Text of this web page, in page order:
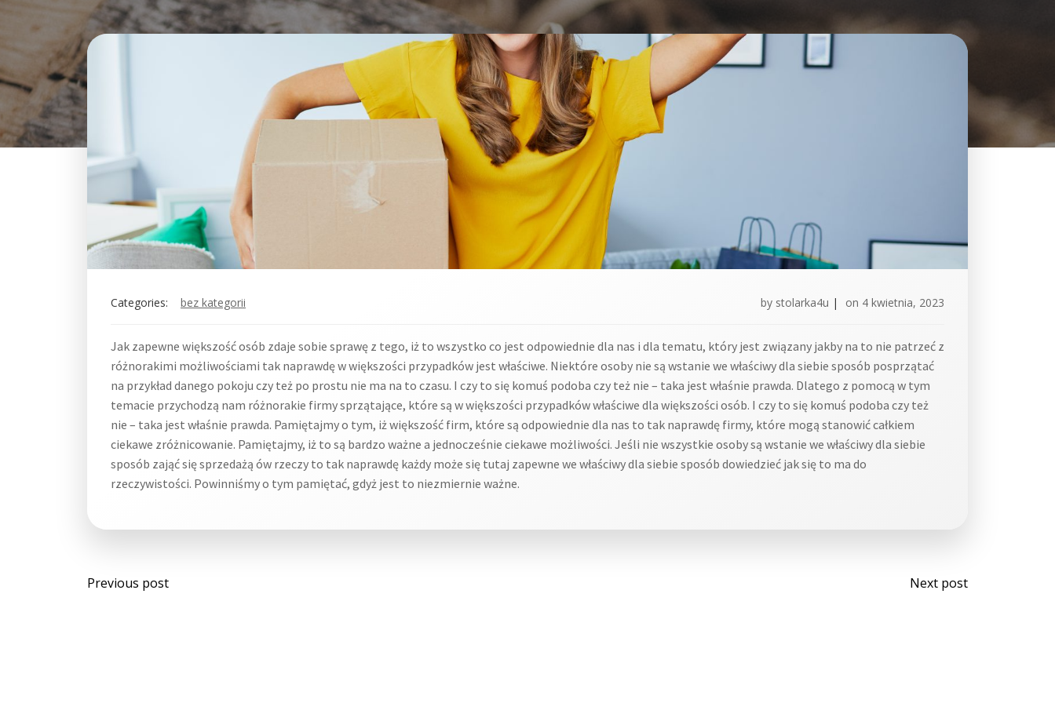
Categories: bez kategorii by stolarka4u | on 4 kwietnia, 2023
Jak zapewne większość osób zdaje sobie sprawę z tego, iż to wszystko co jest odpowiednie dla nas i dla tematu, który jest związany jakby na to nie patrzeć z
różnorakimi możliwościami tak naprawdę w większości przypadków jest właściwe. Niektóre osoby nie są wstanie we właściwy dla siebie sposób posprzątać
na przykład danego pokoju czy też po prostu nie ma na to czasu. I czy to się komuś podoba czy też nie – taka jest właśnie prawda. Dlatego z pomocą w tym
temacie przychodzą nam różnorakie firmy sprzątające, które są w większości przypadków właściwe dla większości osób. I czy to się komuś podoba czy też
nie – taka jest właśnie prawda. Pamiętajmy o tym, iż większość firm, które są odpowiednie dla nas to tak naprawdę firmy, które mogą stanowić całkiem
ciekawe zróżnicowanie. Pamiętajmy, iż to są bardzo ważne a jednocześnie ciekawe możliwości. Jeśli nie wszystkie osoby są wstanie we właściwy dla siebie
sposób zająć się sprzedażą ów rzeczy to tak naprawdę każdy może się tutaj zapewne we właściwy dla siebie sposób dowiedzieć jak się to ma do
rzeczywistości. Powinniśmy o tym pamiętać, gdyż jest to niezmiernie ważne.
Post
Previous post
Post
Next post